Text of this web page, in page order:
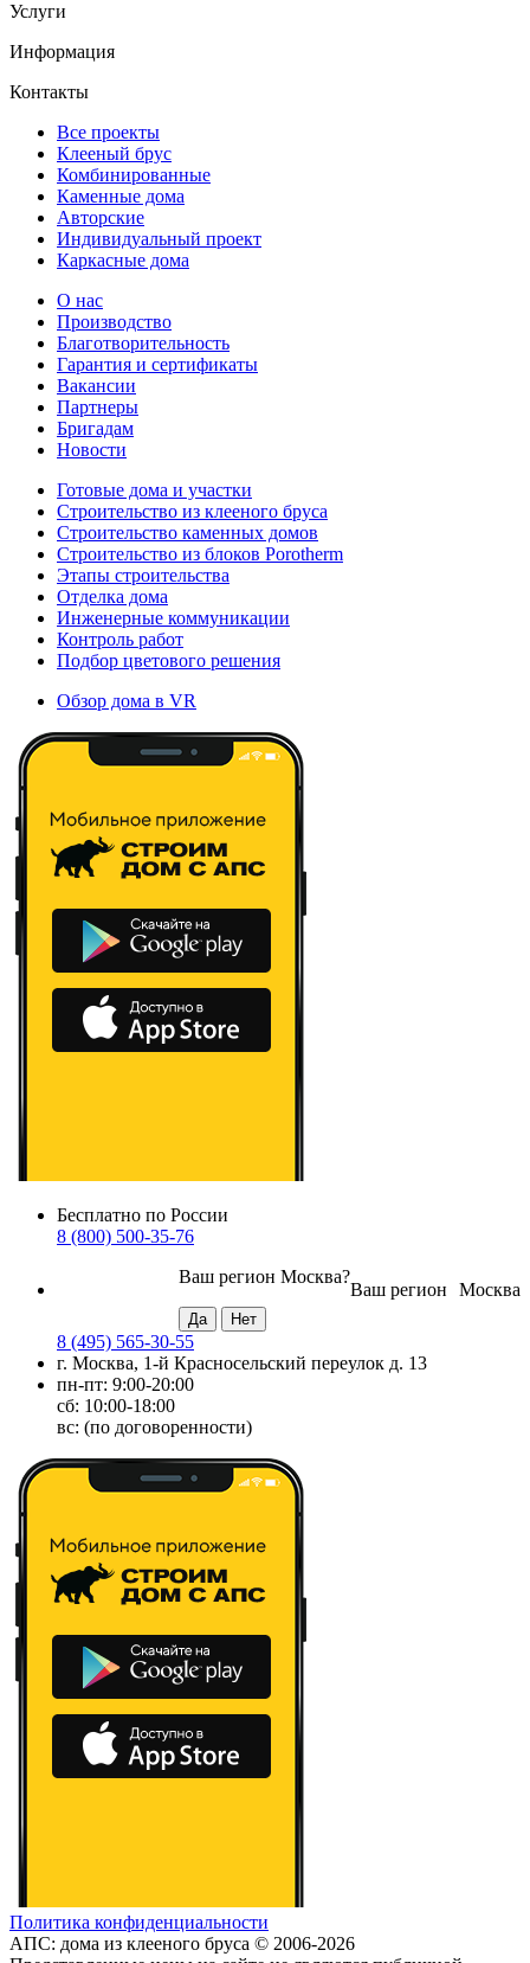
Услуги
Информация
Контакты
Все проекты
Клееный брус
Комбинированные
Каменные дома
Авторские
Индивидуальный проект
Каркасные дома
О нас
Производство
Благотворительность
Гарантия и сертификаты
Вакансии
Партнеры
Бригадам
Новости
Готовые дома и участки
Строительство из клееного бруса
Строительство каменных домов
Строительство из блоков Porotherm
Этапы строительства
Отделка дома
Инженерные коммуникации
Контроль работ
Подбор цветового решения
Обзор дома в VR
Бесплатно по России
8 (800) 500-35-76
Москва
Ваш регион
Ваш регион Москва?
8 (495) 565-30-55
г. Москва, 1-й Красносельский переулок д. 13
пн-пт: 9:00-20:00
сб: 10:00-18:00
вс: (по договоренности)
Политика конфиденциальности
АПС: дома из клееного бруса © 2006-2026